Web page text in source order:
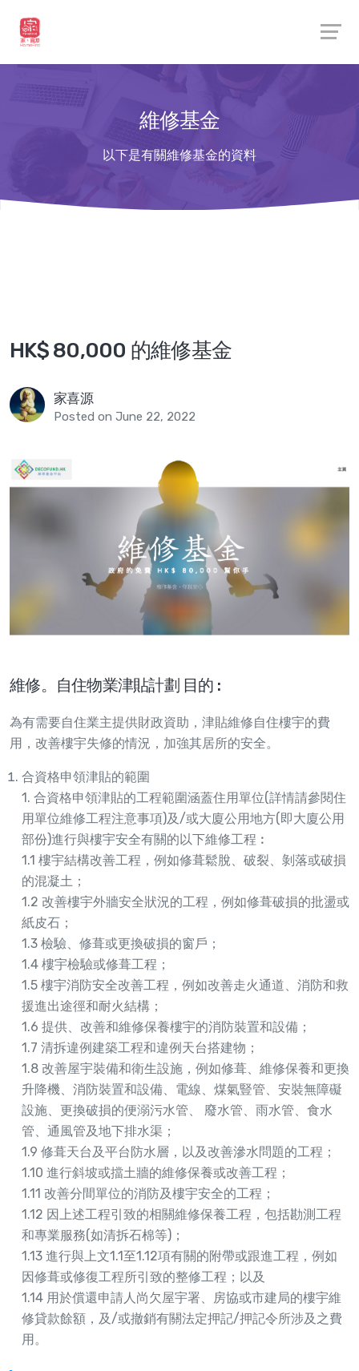
維修基金
以下是有關維修基金的資料
HK$ 80,000 的維修基金
家喜源
Posted on June 22, 2022
維修。自住物業津貼計劃 目的 :
為有需要自住業主提供財政資助，津貼維修自住樓宇的費
用，改善樓宇失修的情況，加強其居所的安全。
合資格申領津貼的範圍
1. 合資格申領津貼的工程範圍涵蓋住用單位(詳情請參閱住
用單位維修工程注意事項)及/或大廈公用地方(即大廈公用
部份)進行與樓宇安全有關的以下維修工程︰
1.1 樓宇結構改善工程，例如修葺鬆脫、破裂、剝落或破損
的混凝土；
1.2 改善樓宇外牆安全狀況的工程，例如修葺破損的批盪或
紙皮石；
1.3 檢驗、修葺或更換破損的窗戶；
1.4 樓宇檢驗或修葺工程；
1.5 樓宇消防安全改善工程，例如改善走火通道、消防和救
援進出途徑和耐火結構；
1.6 提供、改善和維修保養樓宇的消防裝置和設備；
1.7 清拆違例建築工程和違例天台搭建物；
1.8 改善屋宇裝備和衛生設施，例如修葺、維修保養和更換
升降機、消防裝置和設備、電線、煤氣豎管、安裝無障礙
設施、更換破損的便溺污水管、 廢水管、雨水管、食水
管、通風管及地下排水渠；
1.9 修葺天台及平台防水層，以及改善滲水問題的工程；
1.10 進行斜坡或擋土牆的維修保養或改善工程；
1.11 改善分間單位的消防及樓宇安全的工程；
1.12 因上述工程引致的相關維修保養工程，包括勘測工程
和專業服務(如清拆石棉等)；
1.13 進行與上文1.1至1.12項有關的附帶或跟進工程，例如
因修葺或修復工程所引致的整修工程；以及
1.14 用於償還申請人尚欠屋宇署、房協或市建局的樓宇維
修貸款餘額，及/或撤銷有關法定押記/押記令所涉及之費
用。